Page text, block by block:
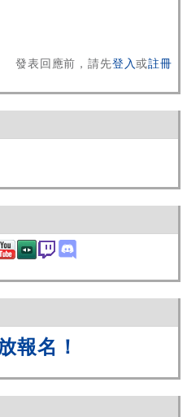
發表回應前，請先登入或註冊
報名！